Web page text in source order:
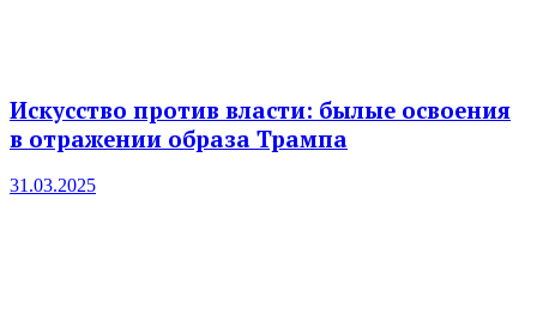
Искусство против власти: былые освоения
в отражении образа Трампа
31.03.2025